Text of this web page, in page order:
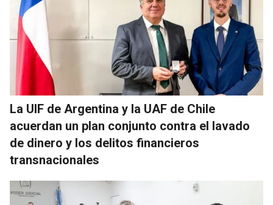
La UIF de Argentina y la UAF de Chile
acuerdan un plan conjunto contra el lavado
de dinero y los delitos financieros
transnacionales